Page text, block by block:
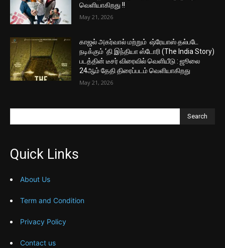
வெளியாகிறது !!
May 21, 2026
காஜல் அகர்வால் மற்றும் ஷ்ரேயாஸ் தல்படே
நடிக்கும் ‘தி இந்தியா ஸ்டோரி (The India Story)
படத்தின் டீசர் விரைவில் வெளியீடு : ஜூலை
24ஆம் தேதி திரைப்படம் வெளியாகிறது
May 21, 2026
Search
Quick Links
About Us
Term and Condition
Privacy Policy
Contact us